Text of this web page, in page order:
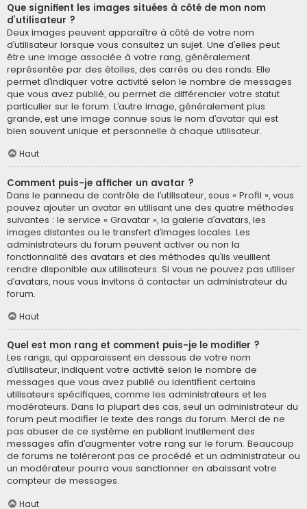
Que signifient les images situées à côté de mon nom
d’utilisateur ?
Deux images peuvent apparaître à côté de votre nom
d’utilisateur lorsque vous consultez un sujet. Une d’elles peut
être une image associée à votre rang, généralement
représentée par des étoiles, des carrés ou des ronds. Elle
permet d’indiquer votre activité selon le nombre de messages
que vous avez publié, ou permet de différencier votre statut
particulier sur le forum. L’autre image, généralement plus
grande, est une image connue sous le nom d’avatar qui est
bien souvent unique et personnelle à chaque utilisateur.
Haut
Comment puis-je afficher un avatar ?
Dans le panneau de contrôle de l’utilisateur, sous « Profil », vous
pouvez ajouter un avatar en utilisant une des quatre méthodes
suivantes : le service « Gravatar », la galerie d’avatars, les
images distantes ou le transfert d’images locales. Les
administrateurs du forum peuvent activer ou non la
fonctionnalité des avatars et des méthodes qu’ils veuillent
rendre disponible aux utilisateurs. Si vous ne pouvez pas utiliser
d’avatars, nous vous invitons à contacter un administrateur du
forum.
Haut
Quel est mon rang et comment puis-je le modifier ?
Les rangs, qui apparaissent en dessous de votre nom
d’utilisateur, indiquent votre activité selon le nombre de
messages que vous avez publié ou identifient certains
utilisateurs spécifiques, comme les administrateurs et les
modérateurs. Dans la plupart des cas, seul un administrateur du
forum peut modifier le texte des rangs du forum. Merci de ne
pas abuser de ce système en publiant inutilement des
messages afin d’augmenter votre rang sur le forum. Beaucoup
de forums ne toléreront pas ce procédé et un administrateur ou
un modérateur pourra vous sanctionner en abaissant votre
compteur de messages.
Haut